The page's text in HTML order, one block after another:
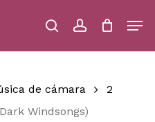
searchaccount
Close
de cámara
2
Windsongs)
Menu